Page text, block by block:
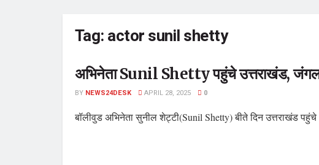
Tag:actor sunil shetty
अभिनेता Sunil Shetty पहुंचे उत्तराखंड, जंगल
BY NEWS24DESK APRIL 28, 2025 0
बॉलीवुड अभिनेता सुनील शेट्टी(Sunil Shetty) बीते दिन उत्तराखंड